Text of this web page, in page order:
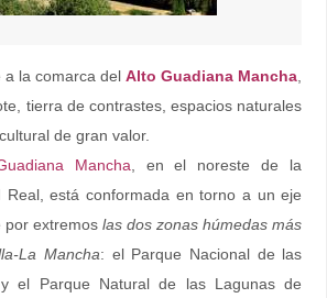
a la comarca delAlto Guadiana Mancha,
tierra de contrastes, espacios naturales
de gran valor.
Mancha, en el noreste de la
Real, está conformada en torno a un eje
por extremoslas dos zonas húmedas más
La Mancha: el Parque Nacional de las
el Parque Natural de las Lagunas de